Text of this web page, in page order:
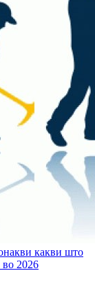
какви што
2026